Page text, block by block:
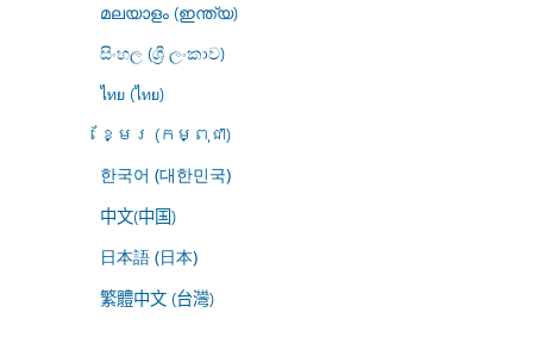
മലയാളം (ഇന്ത്യ)
සිංහල (ශ්‍රී ලංකාව)
ไทย (ไทย)
ខ្មែរ (កម្ពុជា)
한국어 (대한민국)
中文(中国)
日本語 (日本)
繁體中文 (台灣)